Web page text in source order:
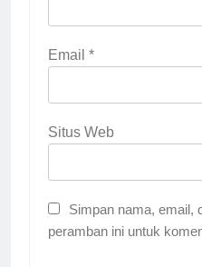
Email *
Situs Web
Simpan nama, email,
peramban ini untuk